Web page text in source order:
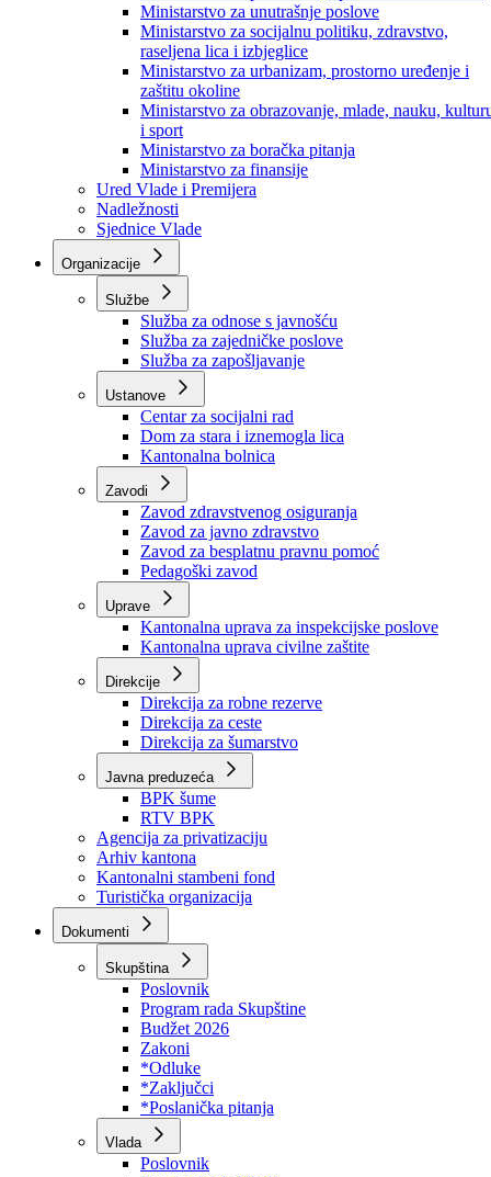
Ministarstva
Ministarstvo za privredu
Ministarstvo za pravosuđe, upravu i radne odnose
Ministarstvo za unutrašnje poslove
Ministarstvo za socijalnu politiku, zdravstvo,
raseljena lica i izbjeglice
Ministarstvo za urbanizam, prostorno uređenje i
zaštitu okoline
Ministarstvo za obrazovanje, mlade, nauku,
i sport
Ministarstvo za boračka pitanja
Ministarstvo za finansije
Ured Vlade i Premijera
Nadležnosti
Sjednice Vlade
Organizacije
Službe
Služba za odnose s javnošću
Služba za zajedničke poslove
Služba za zapošljavanje
Ustanove
Centar za socijalni rad
Dom za stara i iznemogla lica
Kantonalna bolnica
Zavodi
Zavod zdravstvenog osiguranja
Zavod za javno zdravstvo
Zavod za besplatnu pravnu pomoć
Pedagoški zavod
Kantonalna uprava za inspekcijske poslove
Kantonalna uprava civilne zaštite
Direkcije
Direkcija za robne rezerve
Direkcija za ceste
Direkcija za šumarstvo
Javna preduzeća
BPK šume
RTV BPK
Agencija za privatizaciju
Arhiv kantona
Kantonalni stambeni fond
Turistička organizacija
Dokumenti
Skupština
Poslovnik
Program rada Skupštine
Budžet 2026
Zakoni
*Odluke
*Zaključci
*Poslanička pitanja